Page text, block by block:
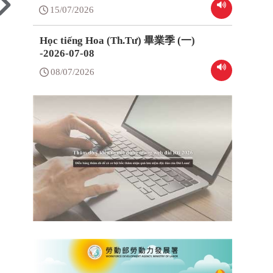
15/07/2026
Học tiếng Hoa (Th.Tư) 畢業季 (一)
-2026-07-08
08/07/2026